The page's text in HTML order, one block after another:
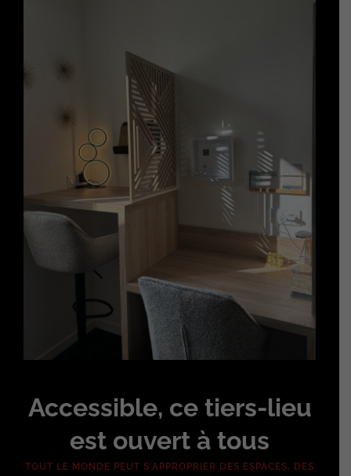
Accessible, ce tiers-lieu
est ouvert à tous
TOUT LE MONDE PEUT S'APPROPRIER DES ESPACES, DES